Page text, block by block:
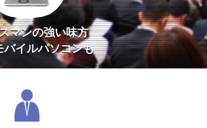
マンの強い味方
バイルパソコンも